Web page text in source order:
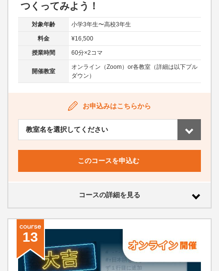
つくってみよう！
対象年齢 小学3年生〜高校3年生
料金 ¥16,500
授業時間 60分×2コマ
開催教室
オンライン（Zoom）or各教室（詳細は以下プル
ダウン）
お申込みはこちらから
このコースを申込む
コースの詳細を見る
13